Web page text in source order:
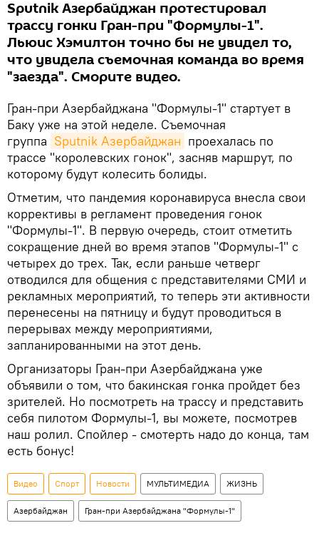
Sputnik Азербайджан протестировал
трассу гонки Гран-при "Формулы-1".
Льюис Хэмилтон точно бы не увидел то,
что увидела съемочная команда во время
"заезда". Сморите видео.
Гран-при Азербайджана "Формулы-1" стартует в
Баку уже на этой неделе. Съемочная
группа Sputnik Азербайджан проехалась по
трассе "королевских гонок", засняв маршрут, по
которому будут колесить болиды.
Отметим, что пандемия коронавируса внесла свои
коррективы в регламент проведения гонок
"Формулы-1". В первую очередь, стоит отметить
сокращение дней во время этапов "Формулы-1" с
четырех до трех. Так, если раньше четверг
отводился для общения с представителями СМИ и
рекламных мероприятий, то теперь эти активности
перенесены на пятницу и будут проводиться в
перерывах между мероприятиями,
запланированными на этот день.
Организаторы Гран-при Азербайджана уже
объявили о том, что бакинская гонка пройдет без
зрителей. Но посмотреть на трассу и представить
себя пилотом Формулы-1, вы можете, посмотрев
наш ролил. Спойлер - смотерть надо до конца, там
есть бонус!
Видео Спорт Новости МУЛЬТИМЕДИА ЖИЗНЬ
Азербайджан Гран-при Азербайджана "Формулы-1"